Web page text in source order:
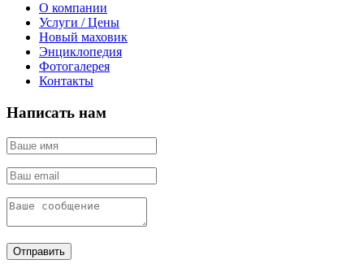
О компании
Услуги / Цены
Новый маховик
Энциклопедия
Фотогалерея
Контакты
Написать нам
Отправить